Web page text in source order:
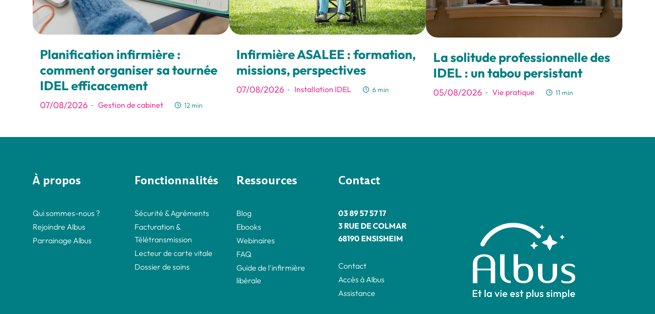
Planification infirmière :
comment organiser sa tournée
IDEL efficacement
07/08/2026 - Gestion de cabinet 12 min
Infirmière ASALEE : formation,
missions, perspectives
07/08/2026 - Installation IDEL 6 min
La solitude professionnelle des
IDEL : un tabou persistant
05/08/2026 - Vie pratique 11 min
À propos
Qui sommes-nous ?
Rejoindre Albus
Parrainage Albus
Fonctionnalités
Sécurité & Agréments
Facturation &
Télétransmission
Lecteur de carte vitale
Dossier de soins
Ressources
Blog
Ebooks
Webinaires
FAQ
Guide de l'infirmière
libérale
Contact
03 89 57 57 17
3 RUE DE COLMAR
68190 ENSISHEIM
Contact
Accès à Albus
Assistance